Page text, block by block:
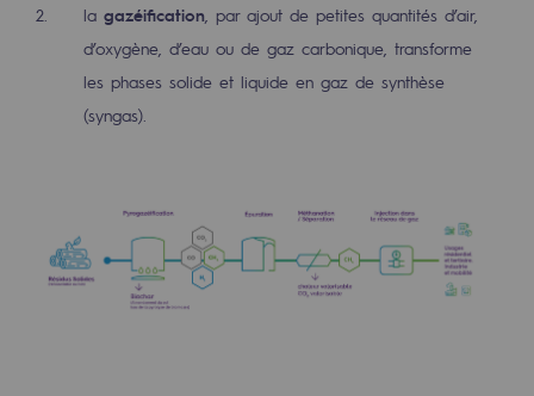
CCUS Objectif Zéro CO2
Objectif Biométhane
Le Labo
Acteur engagé
Ambition RSE
la gazéification , par ajout de petites quantités d’air,
d’oxygène, d’eau ou de gaz carbonique, transforme
les phases solide et liquide en gaz de synthèse
(syngas).